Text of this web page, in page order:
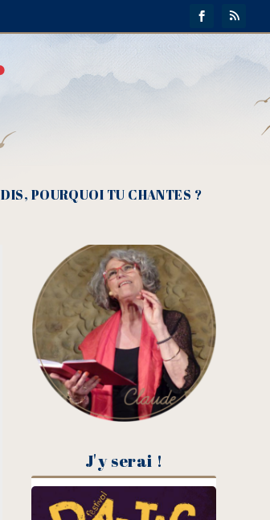
DIS, POURQUOI TU CHANTES ?
J'y serai !